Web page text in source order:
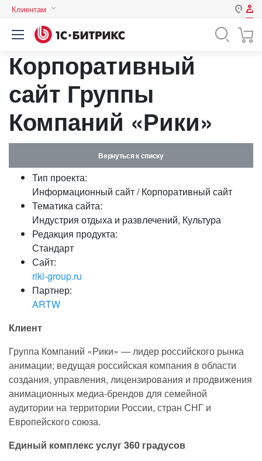
Клиентам
Казахстан
Авторизация
Зарегистрироваться
Логин
Пароль
Запомнить меня на этом
Забыли свой пароль?
Корпоративный
сайт Группы
Компаний «Рики»
Вернуться к списку
Тип проекта:
Информационный сайт / Корпоративный сайт
Тематика сайта:
Индустрия отдыха и развлечений, Культура
Редакция продукта:
Стандарт
Сайт:
riki-group.ru
Партнер:
ARTW
Клиент
Группа Компаний «Рики» — лидер российского рынка
анимации; ведущая российская компания в области
создания, управления, лицензирования и продвижения
анимационных медиа-брендов для семейной
аудитории на территории России, стран СНГ и
Европейского союза.
Единый комплекс услуг 360 градусов